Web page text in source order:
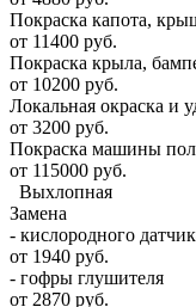
Покраска капота,
от 11400 руб.
Покраска крыла,
от 10200 руб.
Локальная окраска и
от 3200 руб.
Покраска машины
от 115000 руб.
Выхлопная
Замена
- кислородного
от 1940 руб.
- гофры глушителя
от 2870 руб.